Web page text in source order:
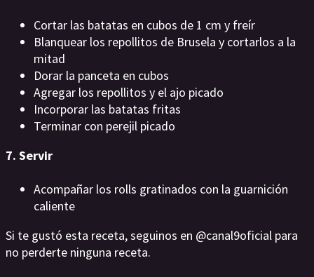
Cortar las batatas en cubos de 1 cm y freír
Blanquear los repollitos de Brusela y cortarlos a la
mitad
Dorar la panceta en cubos
Agregar los repollitos y el ajo picado
Incorporar las batatas fritas
Terminar con perejil picado
7. Servir
Acompañar los rolls gratinados con la guarnición
caliente
Si te gustó esta receta, seguinos en @canal9oficial para
no perderte ninguna receta.